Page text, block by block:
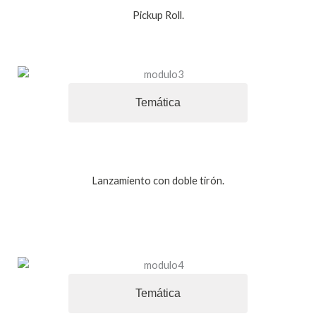
Pickup Roll.
Temática
Lanzamiento con doble tirón.
Temática